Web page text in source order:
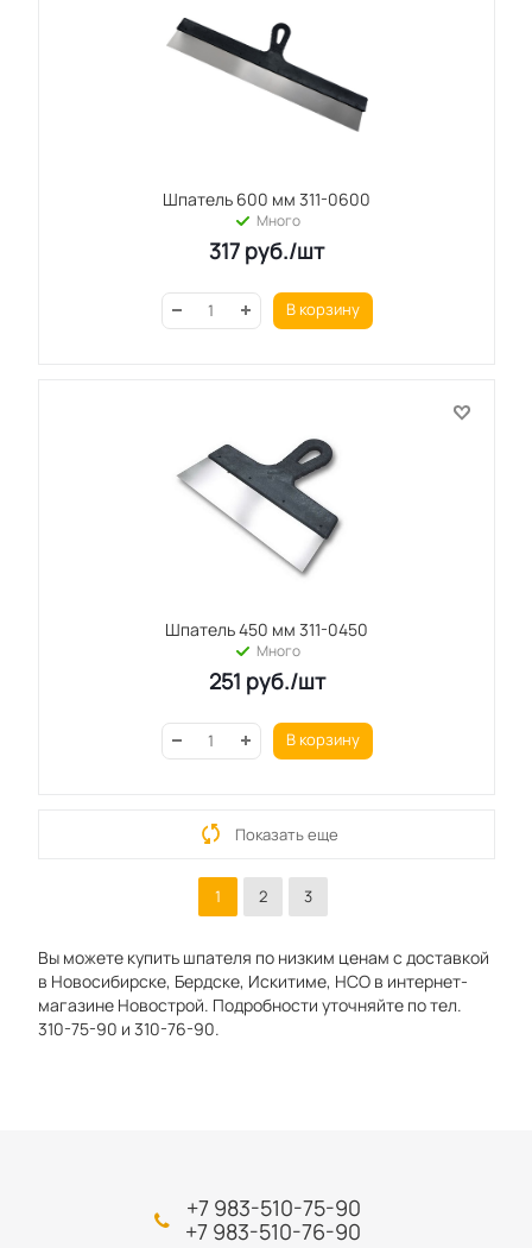
Шпатель 600 мм 311-0600
Много
317 руб./шт
В корзину
Шпатель 450 мм 311-0450
Много
251 руб./шт
В корзину
Показать еще
1 2 3
Вы можете купить шпателя по низким ценам с доставкой
в Новосибирске, Бердске, Искитиме, НСО в интернет-
магазине Новострой. Подробности уточняйте по тел.
310-75-90 и 310-76-90.
+7 983-510-75-90
+7 983-510-76-90